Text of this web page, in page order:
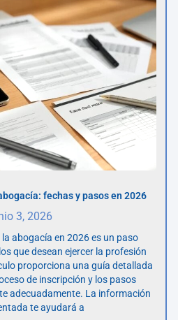
fechas y pasos en 2026
3, 2026
la abogacía en 2026 es un paso
que desean ejercer la profesión
proporciona una guía detallada
de inscripción y los pasos
adecuadamente. La información
te ayudará a